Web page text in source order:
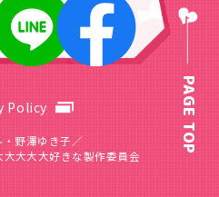
Policy
野澤ゆき子／
大大大好きな製作委員会
PAGE TOP